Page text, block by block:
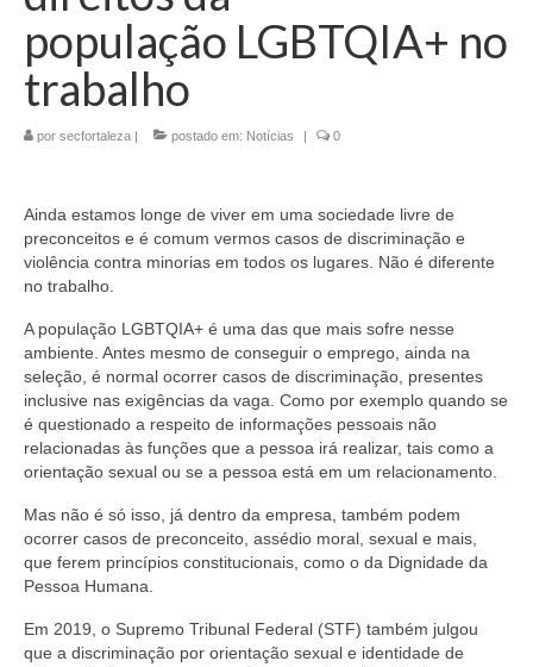
população LGBTQIA+ no
trabalho
por secfortaleza | postado em: Notícias | 0
Ainda estamos longe de viver em uma sociedade livre de
preconceitos e é comum vermos casos de discriminação e
violência contra minorias em todos os lugares. Não é diferente
no trabalho.
A população LGBTQIA+ é uma das que mais sofre nesse
ambiente. Antes mesmo de conseguir o emprego, ainda na
seleção, é normal ocorrer casos de discriminação, presentes
inclusive nas exigências da vaga. Como por exemplo quando se
é questionado a respeito de informações pessoais não
relacionadas às funções que a pessoa irá realizar, tais como a
orientação sexual ou se a pessoa está em um relacionamento.
Mas não é só isso, já dentro da empresa, também podem
ocorrer casos de preconceito, assédio moral, sexual e mais,
que ferem princípios constitucionais, como o da Dignidade da
Pessoa Humana.
Em 2019, o Supremo Tribunal Federal (STF) também julgou
que a discriminação por orientação sexual e identidade de